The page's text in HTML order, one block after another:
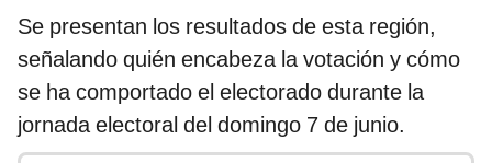
Se presentan los resultados de esta región,
señalando quién encabeza la votación y cómo
se ha comportado el electorado durante la
jornada electoral del domingo 7 de junio.